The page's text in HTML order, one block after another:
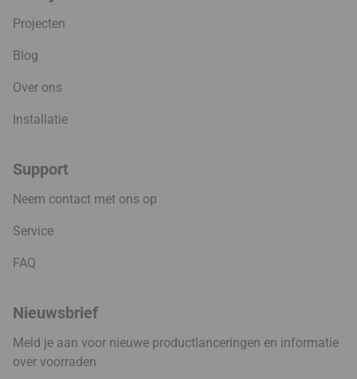
Projecten
Blog
Over ons
Installatie
Support
Neem contact met ons op
Service
FAQ
Nieuwsbrief
Meld je aan voor nieuwe productlanceringen en informatie
over voorraden